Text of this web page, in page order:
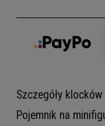
Szczegóły
Pojemnik na